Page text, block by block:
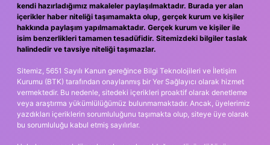
kendi hazırladığımız makaleler paylaşılmaktadır. Burada yer alan
içerikler haber niteliği taşımamakta olup, gerçek kurum ve kişiler
hakkında paylaşım yapılmamaktadır. Gerçek kurum ve kişiler ile
isim benzerlikleri tamamen tesadüfidir. Sitemizdeki bilgiler taslak
halindedir ve tavsiye niteliği taşımazlar.
Sitemiz, 5651 Sayılı Kanun gereğince Bilgi Teknolojileri ve İletişim
Kurumu (BTK) tarafından onaylanmış bir Yer Sağlayıcı olarak hizmet
vermektedir. Bu nedenle, sitedeki içerikleri proaktif olarak denetleme
veya araştırma yükümlülüğümüz bulunmamaktadır. Ancak, üyelerimiz
yazdıkları içeriklerin sorumluluğunu taşımakta olup, siteye üye olarak
bu sorumluluğu kabul etmiş sayılırlar.